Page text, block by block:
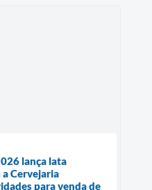
lança lata
Cervejaria
para venda de